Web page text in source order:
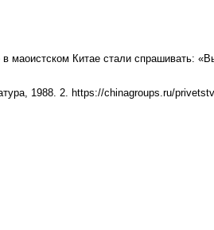
Китае стали спрашивать:
1988. 2. https://chinagroups.ru/